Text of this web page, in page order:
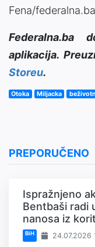
Fena/federalna.ba
Federalna.ba
aplikacija.
Storeu.
Otoka Miljacka
PREPORUČENO
Ispražnjeno
Bentbaši radi
nanosa iz
BiH 24.07.2026